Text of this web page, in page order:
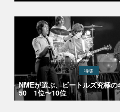
特集
NMEが選ぶ、ビートルズ究極の
50 1位〜10位